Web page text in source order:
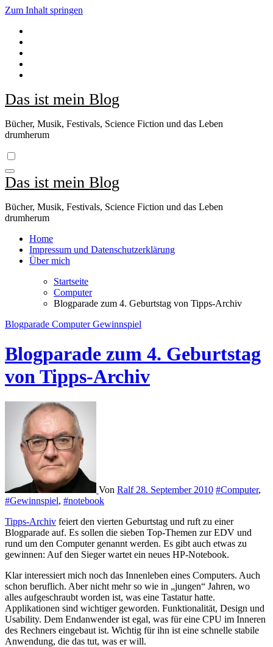
Zum Inhalt springen
Das ist mein Blog
Bücher, Musik, Festivals, Science Fiction und das Leben
drumherum
Das ist mein Blog
Bücher, Musik, Festivals, Science Fiction und das Leben
drumherum
Home
Impressum und Datenschutzerklärung
Über mich
Startseite
Computer
Blogparade zum 4. Geburtstag von Tipps-Archiv
Blogparade ComputerGewinnspiel
Blogparade zum 4. Geburtstag
von Tipps-Archiv
Von Ralf 28. September 2010 #Computer,
#Gewinnspiel, #notebook
Tipps-Archiv feiert den vierten Geburtstag und ruft zu einer
Blogparade auf. Es sollen die sieben Top-Themen zur EDV und
rund um den Computer genannt werden. Es gibt auch etwas zu
gewinnen: Auf den Sieger wartet ein neues HP-Notebook.
Klar interessiert mich noch das Innenleben eines Computers. Auch
schon beruflich. Aber nicht mehr so wie in „jungen“ Jahren, wo
alles aufgeschraubt worden ist, was eine Tastatur hatte.
Applikationen sind wichtiger geworden. Funktionalität, Design und
Usability. Dem Endanwender ist egal, was für eine CPU im Inneren
des Rechners eingebaut ist. Wichtig für ihn ist eine schnelle stabile
Anwendung, die das tut, was er will.